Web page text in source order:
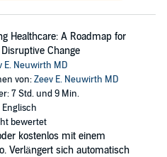
Healthcare: A Roadmap for
Change
E. Neuwirth MD
von:Zeev E. Neuwirth MD
7 Std. und 9 Min.
bewertet
kostenlos mit einem
Verlängert sich automatisch